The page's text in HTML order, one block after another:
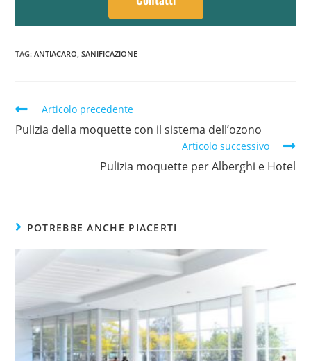
TAG:ANTIACARO SANIFICAZIONE
Articolo precedente
Pulizia della moquette con il sistema dell’ozono
Articolo successivo
Pulizia moquette per Alberghi e Hotel
POTREBBE ANCHE PIACERTI